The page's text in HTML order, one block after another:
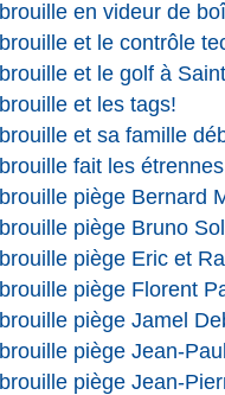
en videur de
et le contrôle
et le golf à
et les tags!
et sa famille
fait les étrennes
piège Bernard
piège Bruno
piège Eric et
piège Florent
piège Jamel
piège Jean-
piège Jean-